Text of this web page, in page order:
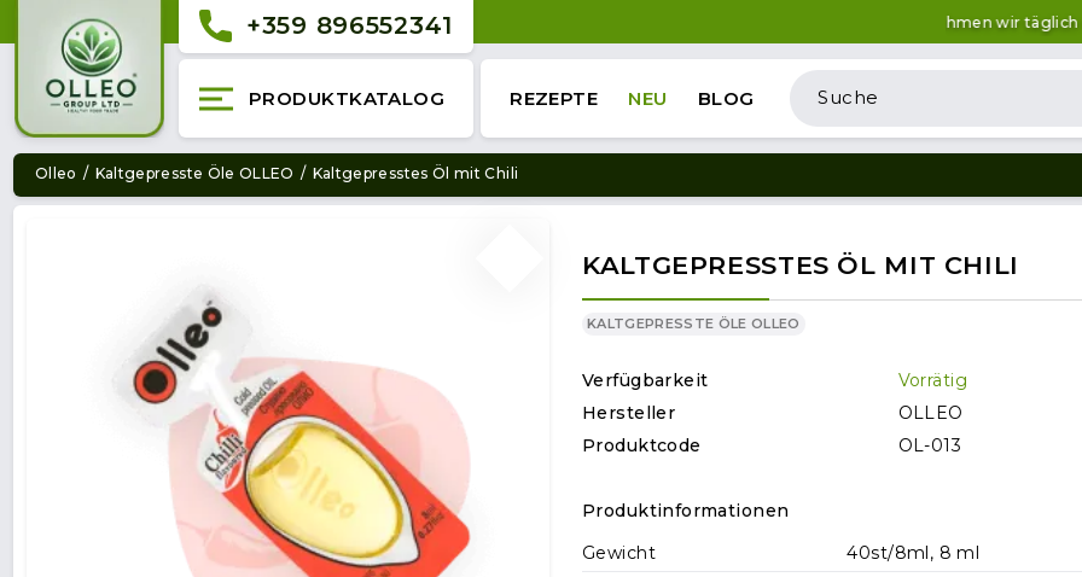
Bestellungen nehmen wir täglich von
+359 896552341
PRODUKTKATALOG REZEPTE NEU BLOG
Olleo Kaltgepresste Öle OLLEO Kaltgepresstes Öl mit Chili
KALTGEPRESSTES ÖL MIT CHILI
KALTGEPRESSTE ÖLE OLLEO
Verfügbarkeit
Hersteller
Produktcode
Vorrätig
OLLEO
OL-013
Produktinformationen
Gewicht
40st/8ml, 8 ml